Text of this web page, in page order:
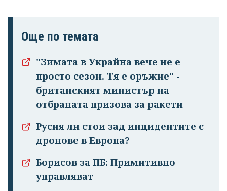
Още по темата
"Зимата в Украйна вече не е
просто сезон. Тя е оръжие" -
британският министър на
отбраната призова за ракети
Русия ли стои зад инцидентите с
дронове в Европа?
Борисов за ПБ: Примитивно
управляват